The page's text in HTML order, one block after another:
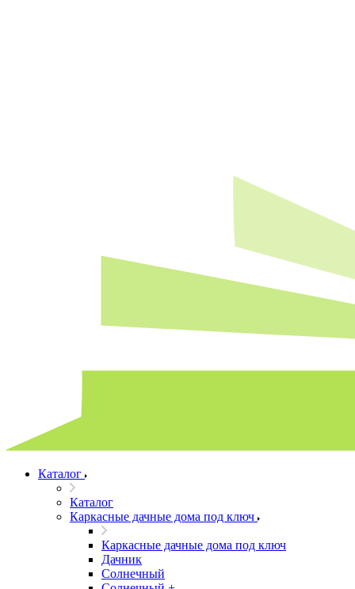
Каталог
Каталог
Каркасные дачные дома под ключ
Каркасные дачные дома под ключ
Дачник
Солнечный